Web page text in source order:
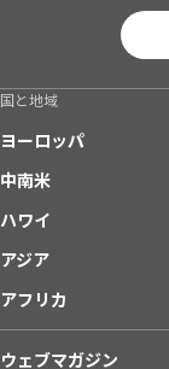
国と地域
ヨーロッパ
中南米
ハワイ
アジア
アフリカ
ウェブマガジン